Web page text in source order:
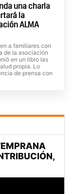
una charla
la
ALMA
a familiares con
de la asociación
en un libro las
propia. Lo
de prensa con